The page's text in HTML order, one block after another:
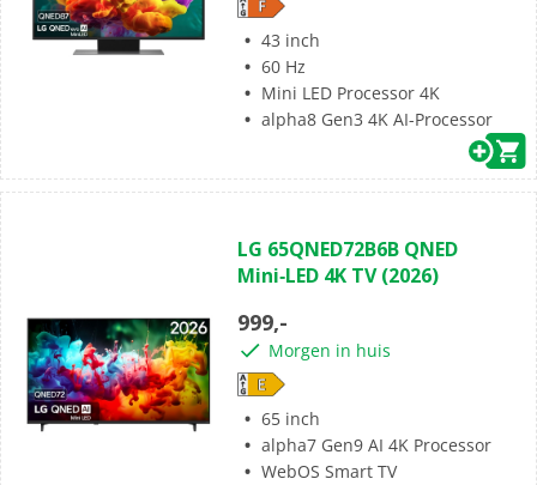
43 inch
60 Hz
Mini LED Processor 4K
alpha8 Gen3 4K AI-Processor
van
de
sterren.
LG 65QNED72B6B QNED
Mini‑LED 4K TV (2026)
999,-
Morgen in huis
65 inch
alpha7 Gen9 AI 4K Processor
WebOS Smart TV